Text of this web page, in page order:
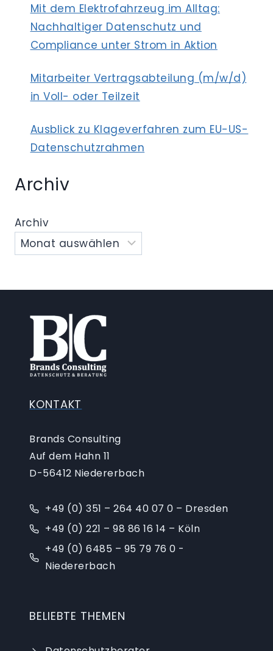
Mit dem Elektrofahrzeug im Alltag:
Nachhaltiger Datenschutz und
Compliance unter Strom in Aktion
Mitarbeiter Vertragsabteilung (m/w/d)
in Voll- oder Teilzeit
Ausblick zu Klageverfahren zum EU-US-
Datenschutzrahmen
Archiv
Archiv
KONTAKT
Brands Consulting
Auf dem Hahn 11
D-56412 Niedererbach
+49 (0) 351 – 264 40 07 0 – Dresden
+49 (0) 221 – 98 86 16 14 – Köln
+49 (0) 6485 – 95 79 76 0 -
Niedererbach
BELIEBTE THEMEN